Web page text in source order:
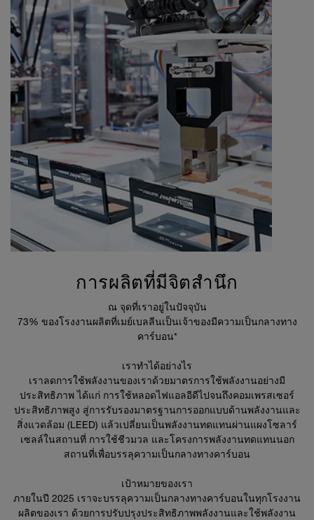
การผลิตที่มีจิตสำนึก
ณ จุดที่เราอยู่ในปัจจุบัน
73% ของโรงงานผลิตที่เมย์เบลลีนเป็นเจ้าของมีความเป็นกลางทาง
คาร์บอน*
เราทำได้อย่างไร
เราลดการใช้พลังงานของเราด้วยมาตรการใช้พลังงานอย่างมี
ประสิทธิภาพ ได้แก่ การใช้หลอดไฟแอลอีดีไปจนถึงคอมเพรสเซอร์
ประสิทธิภาพสูง สู่การรับรองมาตรฐานการออกแบบด้านพลังงานและ
สิ่งแวดล้อม (LEED) แล้วเปลี่ยนเป็นพลังงานทดแทนผ่านแผงโซลาร์
เซลล์ในสถานที่ การใช้ชีวมวล และโครงการพลังงานทดแทนนอก
สถานที่เพื่อบรรลุความเป็นกลางทางคาร์บอน
เป้าหมายของเรา
ภายในปี 2025 เราจะบรรลุความเป็นกลางทางคาร์บอนในทุกโรงงาน
ผลิตของเรา ด้วยการปรับปรุงประสิทธิภาพพลังงานและใช้พลังงาน